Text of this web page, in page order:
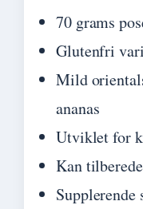
70 grams
Glutenfri
Mild
ananas
Utviklet for
Kan